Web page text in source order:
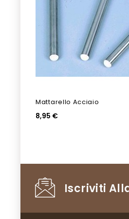
Mattarello Acciaio
8,95 €
Iscriviti